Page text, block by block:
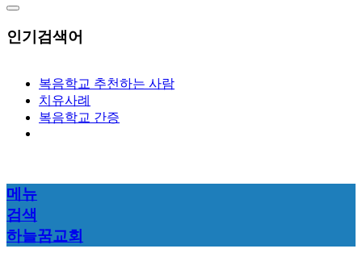
인기검색어
복음학교 추천하는 사람
치유사례
복음학교 간증
메뉴
검색
하늘꿈교회